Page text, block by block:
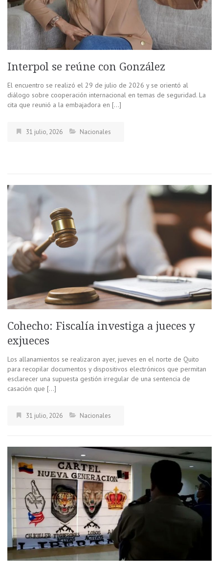
Interpol se reúne con González
El encuentro se realizó el 29 de julio de 2026 y se orientó al
diálogo sobre cooperación internacional en temas de seguridad. La
cita que reunió a la embajadora en […]
31 julio, 2026 Nacionales
Cohecho: Fiscalía investiga a jueces y
exjueces
Los allanamientos se realizaron ayer, jueves en el norte de Quito
para recopilar documentos y dispositivos electrónicos que permitan
esclarecer una supuesta gestión irregular de una sentencia de
casación que […]
31 julio, 2026 Nacionales